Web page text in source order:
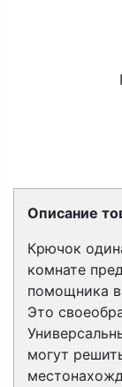
Описание
Крючок
комнате
помощника
Это
могут